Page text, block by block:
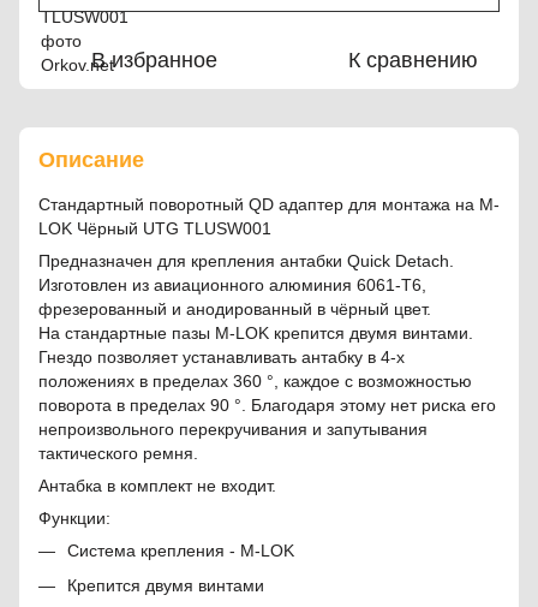
В избранное К сравнению
Описание
Стандартный поворотный QD адаптер для монтажа на M-
LOK Чёрный UTG TLUSW001
Предназначен для крепления антабки Quick Detach.
Изготовлен из авиационного алюминия 6061-Т6,
фрезерованный и анодированный в чёрный цвет.
На стандартные пазы M-LOK крепится двумя винтами.
Гнездо позволяет устанавливать антабку в 4-х
положениях в пределах 360 °, каждое с возможностью
поворота в пределах 90 °. Благодаря этому нет риска его
непроизвольного перекручивания и запутывания
тактического ремня.
Антабка в комплект не входит.
Функции:
Система крепления - M-LOK
Крепится двумя винтами